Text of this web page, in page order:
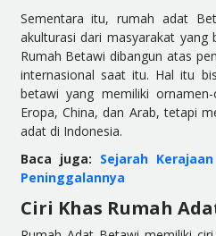
Sementara itu, rumah adat
akulturasi dari masyarakat yang
Rumah Betawi dibangun atas
internasional saat itu. Hal itu
betawi yang memiliki
Eropa, China, dan Arab, tetapi
adat di Indonesia.
Baca juga: Sejarah
Peninggalannya
Ciri Khas Rumah